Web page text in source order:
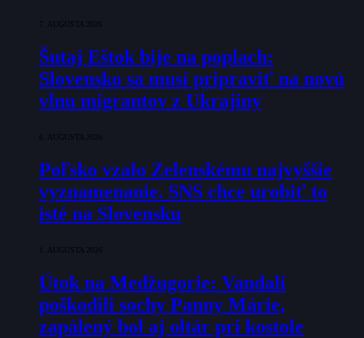
7. AUGUSTA 2026
Šutaj Eštok bije na poplach:
Slovensko sa musí pripraviť na novú
vlnu migrantov z Ukrajiny
6. AUGUSTA 2026
Poľsko vzalo Zelenskému najvyššie
vyznamenanie. SNS chce urobiť to
isté na Slovensku
1. AUGUSTA 2026
Útok na Medžugorie: Vandali
poškodili sochy Panny Márie,
zapálený bol aj oltár pri kostole